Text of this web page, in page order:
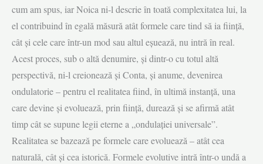
cum am spus, iar Noica ni-l descrie în toată complexitatea lui, la
el contribuind în egală măsură atât formele care tind să ia fiinţă,
cât şi cele care într-un mod sau altul eşuează, nu intră în real.
Acest proces, sub o altă denumire, şi dintr-o cu totul altă
perspectivă, ni-l creionează şi Conta, și anume, devenirea
ondulatorie – pentru el realitatea fiind, în ultimă instanţă, una
care devine şi evoluează, prin fiinţă, durează şi se afirmă atât
timp cât se supune legii eterne a „ondulaţiei universale”.
Realitatea se bazează pe formele care evoluează – atât cea
naturală, cât şi cea istorică. Formele evolutive intră într-o undă a